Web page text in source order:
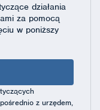
działania
za pomocą
w poniższy
z urzędem,